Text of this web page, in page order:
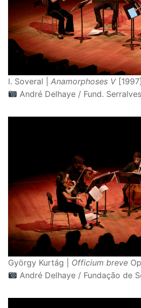
I. Soveral | Anamorphoses V [1997]
André Delhaye / Fund. Serralves
György Kurtág | Officium breve
André Delhaye / Fundação de